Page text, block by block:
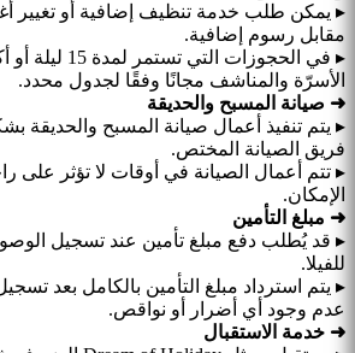
▸ يمكن طلب خدمة تنظيف إضافية أو تغيير
مقابل رسوم إضافية.
▸ في الحجوزات
الأسرّة والمناشف مجانًا وفقًا لجدول محدد.
➜ صيانة المسبح والحديقة
▸ يتم تنفيذ أعمال صيانة المسبح والحديقة
فريق الصيانة المختص.
▸ تتم أعمال الصيانة في أوقات لا تؤثر على
الإمكان.
➜ مبلغ التأمين
▸ قد يُطلب دفع مبلغ تأمين عند تسجيل
للفيلا.
▸ يتم استرداد مبلغ التأمين بالكامل بعد
عدم وجود أي أضرار أو نواقص.
➜ خدمة الاستقبال